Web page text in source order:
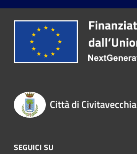
Città di Civitavecchia
SEGUICI SU